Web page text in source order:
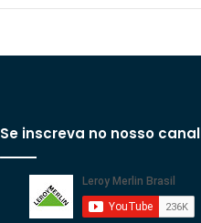
Se inscreva no nosso canal